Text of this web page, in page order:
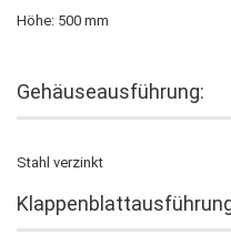
Höhe: 500 mm
Gehäuseausführung:
Stahl verzinkt